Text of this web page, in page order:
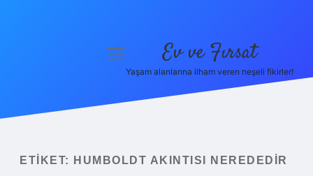
Yasal Uyarı
menüyü
Ev ve Fırsat
Yaşam alanlarına ilham veren neşeli fikirler!
ETIKET: HUMBOLDT AKINTISI NEREDEDIR